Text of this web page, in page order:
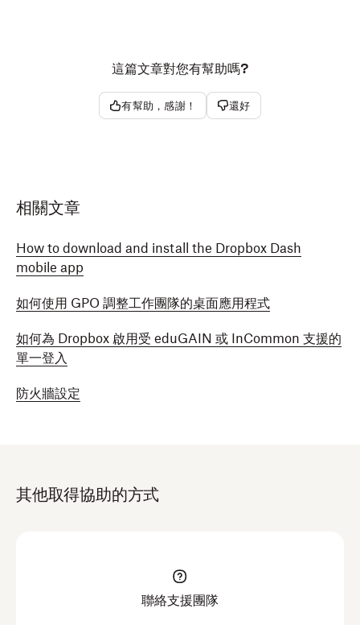
這篇文章對您有幫助嗎?
有幫助，感謝！ 還好
相關文章
How to download and install the Dropbox Dash
mobile app
如何使用 GPO 調整工作團隊的桌面應用程式
如何為 Dropbox 啟用受 eduGAIN 或 InCommon 支援的
單一登入
防火牆設定
其他取得協助的方式
聯絡支援團隊